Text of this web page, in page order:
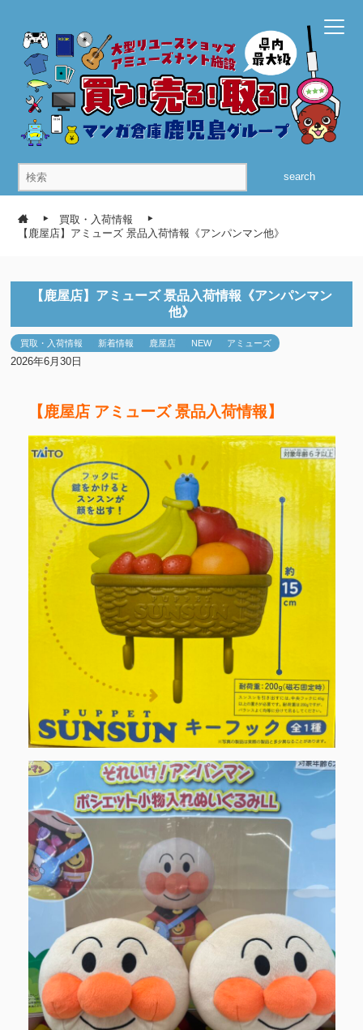
search
買取・入荷情報
【鹿屋店】アミューズ 景品入荷情報《アンパンマン他》
【鹿屋店】アミューズ 景品入荷情報《アンパンマン
他》
買取・入荷情報 新着情報 鹿屋店 NEW アミューズ
2026年6月30日
【鹿屋店 アミューズ 景品入荷情報】